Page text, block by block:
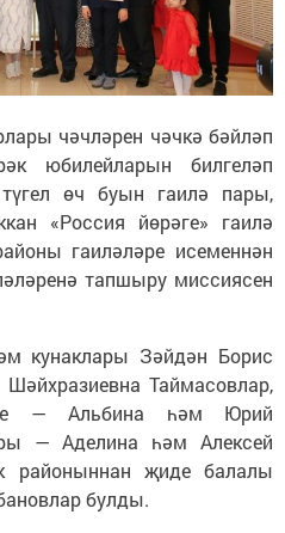
чәчләрен чәчкә бәйләп
юбилейларын билгеләп
өч буын гаилә пары,
«Россия йөрәге» гаилә
гаиләләре исеменнән
тапшыру миссиясен
кунаклары Зәйдән Борис
Таймасовлар,
— Альбина һәм Юрий
— Аделина һәм Алексей
районыннан җиде балалы
булды.